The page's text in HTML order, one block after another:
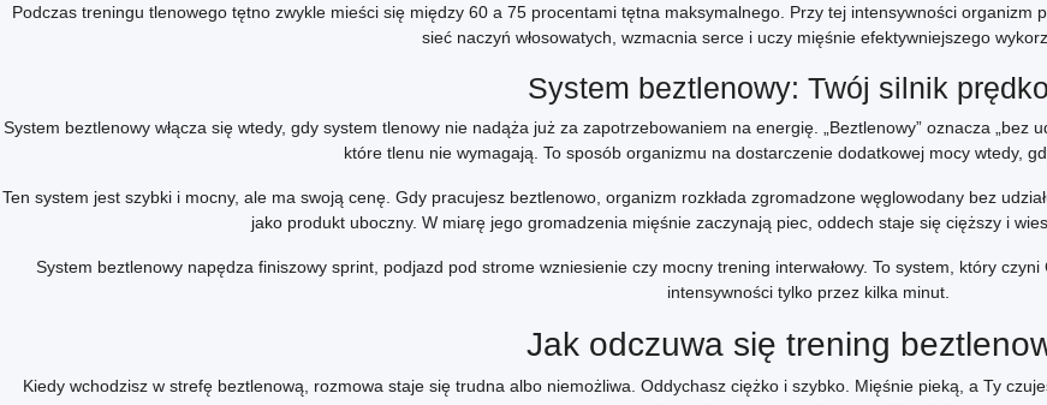
Podczas treningu tlenowego tętno zwykle mieści się między 60 a 75 procentami tętna maksymalnego. Przy tej intensywności
sieć naczyń włosowatych, wzmacnia serce i uczy mięśnie efektywniejszego
System beztlenowy: Twój silnik
System beztlenowy włącza się wtedy, gdy system tlenowy nie nadąża już za zapotrzebowaniem na energię. „Beztlenowy” oznacza „bez
które tlenu nie wymagają. To sposób organizmu na dostarczenie dodatkowej mocy wtedy,
Ten system jest szybki i mocny, ale ma swoją cenę. Gdy pracujesz beztlenowo, organizm rozkłada zgromadzone węglowodany bez
jako produkt uboczny. W miarę jego gromadzenia mięśnie zaczynają piec, oddech staje się cięższy i
System beztlenowy napędza finiszowy sprint, podjazd pod strome wzniesienie czy mocny trening interwałowy. To system, który
intensywności tylko przez kilka minut.
Jak odczuwa się trening
Kiedy wchodzisz w strefę beztlenową, rozmowa staje się trudna albo niemożliwa. Oddychasz ciężko i szybko. Mięśnie pieką, a Ty